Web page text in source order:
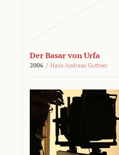
Der Basar von Urfa
2006 / Hans Andreas Guttner